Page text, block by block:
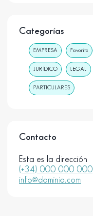
Categorías
EMPRESA Favorito
JURÍDICO LEGAL
PARTICULARES
Contacto
Esta es la dirección
(+34) 000 000 000
info@dominio.com